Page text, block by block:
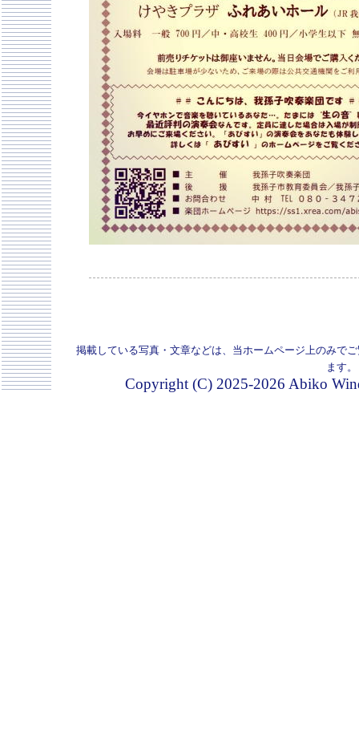
掲載している写真・文章などは、当ホームページ上のみで
ます。
Copyright (C) 2025-2026 Abiko